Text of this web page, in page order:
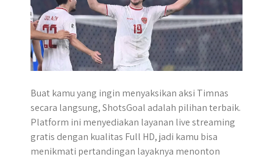
Buat kamu yang ingin menyaksikan aksi Timnas
secara langsung, ShotsGoal adalah pilihan terbaik.
Platform ini menyediakan layanan live streaming
gratis dengan kualitas Full HD, jadi kamu bisa
menikmati pertandingan layaknya menonton